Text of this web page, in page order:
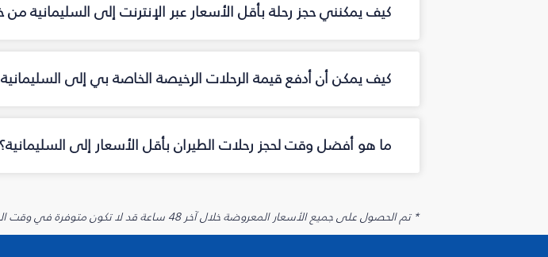
كيف يمكنني حجز رحلة بأقل الأسعار عبر الإنترنت إلى السليمانية‎ من خلال فلاي دبي؟
كيف يمكن أن أدفع قيمة الرحلات الرخيصة الخاصة بي إلى السليمانية‎ عبر الإنترنت؟
ما هو أفضل وقت لحجز رحلات الطيران بأقل الأسعار إلى السليمانية‎؟
* تم الحصول على جميع الأسعار المعروضة خلال آخر 48 ساعة قد لا تكون متوفرة في وقت الحجز. قد يتم تطبيق رسوم إضافية على الإضافات الاختيارية.